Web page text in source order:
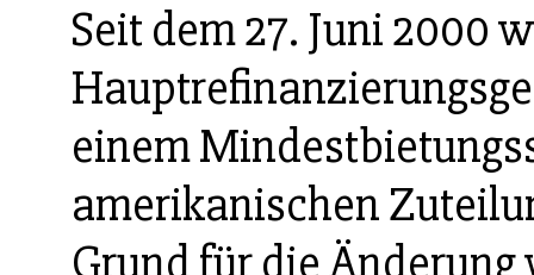
Seit dem 27. Juni 2000
einem
amerikanischen